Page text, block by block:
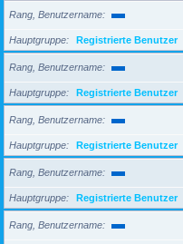
Rang, Benutzername
Hauptgruppe Registrierte Benutzer
Rang, Benutzername
Hauptgruppe Registrierte Benutzer
Rang, Benutzername
Hauptgruppe Registrierte Benutzer
Rang, Benutzername
Hauptgruppe Registrierte Benutzer
Rang, Benutzername